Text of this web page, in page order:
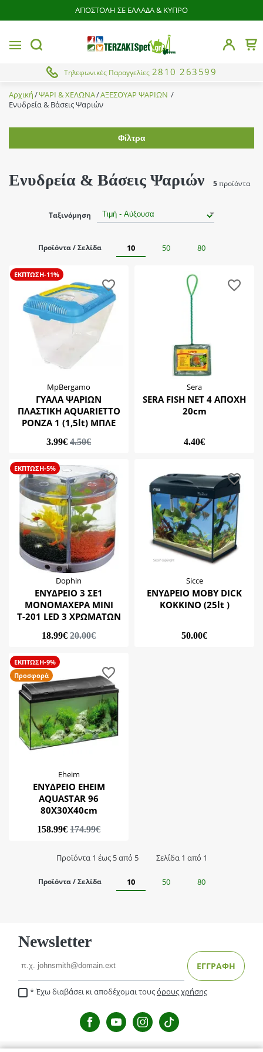
ΑΠΟΣΤΟΛΗ ΣΕ ΕΛΛΑΔΑ & ΚΥΠΡΟ
Τηλεφωνικές Παραγγελίες 2810 263599
MENUbutton.search Το
Αρχική ΨΑΡΙ & ΧΕΛΩΝΑ ΑΞΕΣΟΥΑΡ ΨΑΡΙΩΝ
Ενυδρεία & Βάσεις Ψαριών
Φίλτρα
Μπλέ
Eheim
MpBergamo
Sera
Sicce
Ενυδρεία & Βάσεις Ψαριών 5προϊόντα
Ταξινόμηση
Προϊόντα / Σελίδα 10 50 80
ΕΚΠΤΩΣΗ-11%
MpBergamo
ΓΥΑΛΑ ΨΑΡΙΩΝ
ΠΛΑΣΤΙΚΗ AQUARIETTO
PONZA 1 (1,5lt) ΜΠΛΕ
3.99€ 4.50€
Sera
SERA FISH NET 4 ΑΠΟΧΗ
20cm
4.40€
ΕΚΠΤΩΣΗ-5%
Dophin
ΕΝΥΔΡΕΙΟ 3 ΣΕ1
ΜΟΝΟΜΑΧΕΡΑ ΜΙΝΙ
Τ-201 LED 3 ΧΡΩΜΑΤΩΝ
18.99€ 20.00€
Sicce
ΕΝΥΔΡΕΙΟ MOBY DICK
ΚΟΚΚΙΝΟ (25lt )
50.00€
ΕΚΠΤΩΣΗ-9%
Προσφορά
Eheim
ΕΝΥΔΡΕΙΟ ΕΗΕΙΜ
ΑQUASTAR 96
80X30X40cm
158.99€ 174.99€
Προϊόντα 1 έως 5 από 5 Σελίδα 1 από 1
Προϊόντα / Σελίδα 10 50 80
Newsletter
ΕΓΓΡΑΦΗ
Έχω διαβάσει κι αποδέχομαι τουςόρους χρήσης